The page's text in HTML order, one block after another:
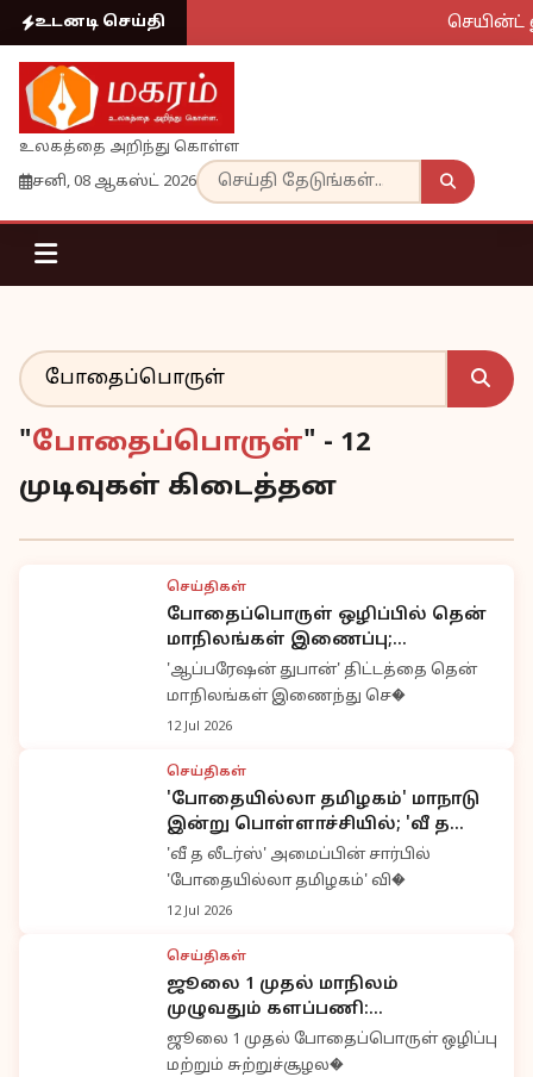
உடனடி செய்தி செயின்ட்
உலகத்தை அறிந்து கொள்ள
சனி, 08 ஆகஸ்ட் 2026
"போதைப்பொருள்" - 12
முடிவுகள் கிடைத்தன
செய்திகள்
போதைப்பொருள் ஒழிப்பில் தென்
மாநிலங்கள் இணைப்பு;
'ஆப்பரேஷன் துபான்' திட்டம்
விரிவாக்கம்
'ஆப்பரேஷன் துபான்' திட்டத்தை தென்
மாநிலங்கள் இணைந்து செ�
12 Jul 2026
செய்திகள்
'போதையில்லா தமிழகம்' மாநாடு
இன்று பொள்ளாச்சியில்; 'வீ த
லீடர்ஸ்' சார்பில் அண்ணாமலை
பங்கேற்பு
'வீ த லீடர்ஸ்' அமைப்பின் சார்பில்
'போதையில்லா தமிழகம்' வி�
12 Jul 2026
செய்திகள்
ஜூலை 1 முதல் மாநிலம்
முழுவதும் களப்பணி:
அண்ணாமலை புதிய இயக்கத்தை
தொடங்குகிறார்
ஜூலை 1 முதல் போதைப்பொருள் ஒழிப்பு
மற்றும் சுற்றுச்சூழல�